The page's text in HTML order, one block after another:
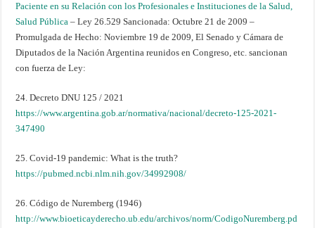
Paciente en su Relación con los Profesionales e Instituciones de la Salud,
Salud Pública – Ley 26.529 Sancionada: Octubre 21 de 2009 –
Promulgada de Hecho: Noviembre 19 de 2009, El Senado y Cámara de
Diputados de la Nación Argentina reunidos en Congreso, etc. sancionan
con fuerza de Ley:
24. Decreto DNU 125 / 2021
https://www.argentina.gob.ar/normativa/nacional/decreto-125-2021-
347490
25. Covid-19 pandemic: What is the truth?
https://pubmed.ncbi.nlm.nih.gov/34992908/
26. Código de Nuremberg (1946)
http://www.bioeticayderecho.ub.edu/archivos/norm/CodigoNuremberg.pd